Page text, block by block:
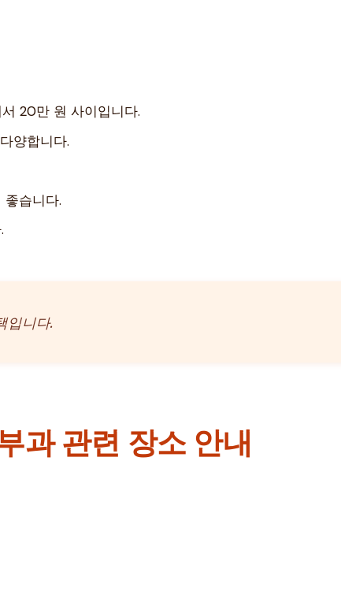
20만 원 사이입니다.
양합니다.
습니다.
입니다.
과 관련 장소 안내